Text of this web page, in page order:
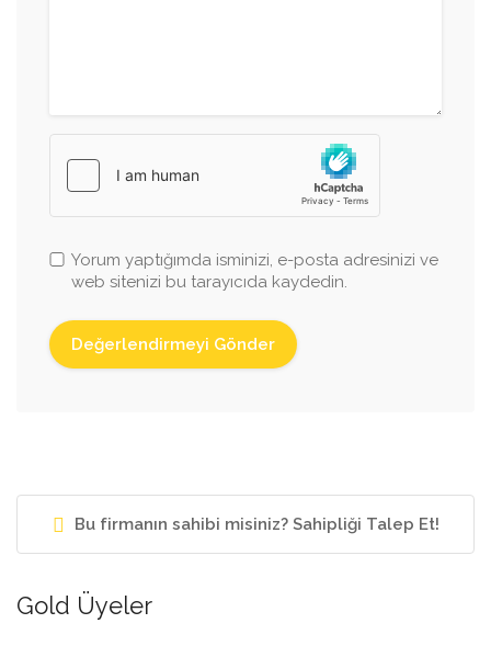
Yorum yaptığımda isminizi, e-posta adresinizi ve
web sitenizi bu tarayıcıda kaydedin.
Bu firmanın sahibi misiniz? Sahipliği Talep Et!
Gold Üyeler